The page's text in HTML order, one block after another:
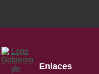
Enlaces